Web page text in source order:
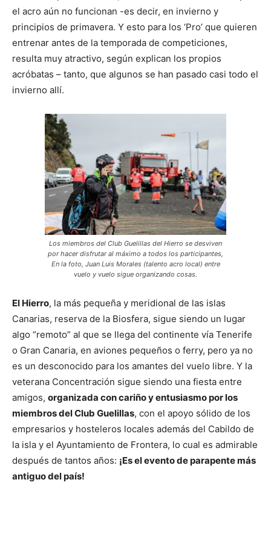
el acro aún no funcionan -es decir, en invierno y
principios de primavera. Y esto para los ‘Pro’ que quieren
entrenar antes de la temporada de competiciones,
resulta muy atractivo, según explican los propios
acróbatas – tanto, que algunos se han pasado casi todo el
invierno allí.
Los miembros del Club Guelillas del Hierro se desviven
por hacer disfrutar al máximo a todos los participantes,
En la foto, Juan Luis Morales (talento acro local) entre
vuelo y vuelo sigue organizando cosas.
El Hierro, la más pequeña y meridional de las islas
Canarias, reserva de la Biosfera, sigue siendo un lugar
algo “remoto” al que se llega del continente vía Tenerife
o Gran Canaria, en aviones pequeños o ferry, pero ya no
es un desconocido para los amantes del vuelo libre. Y la
veterana Concentración sigue siendo una fiesta entre
amigos, organizada con cariño y entusiasmo por los
miembros del Club Guelillas, con el apoyo sólido de los
empresarios y hosteleros locales además del Cabildo de
la isla y el Ayuntamiento de Frontera, lo cual es admirable
después de tantos años: ¡Es el evento de parapente más
antiguo del país!